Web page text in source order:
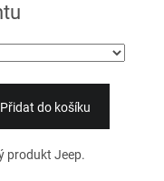
Přidat do košíku
produkt Jeep.